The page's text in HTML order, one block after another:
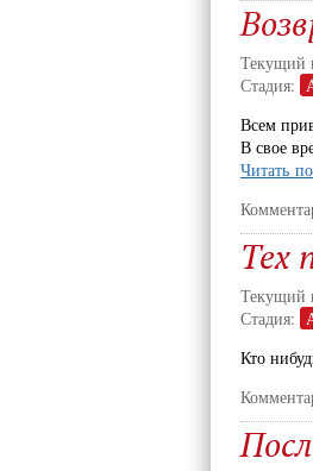
Текущий
Стадия:
Всем
В свое
Читать
Тех
Текущий
Стадия:
Кто